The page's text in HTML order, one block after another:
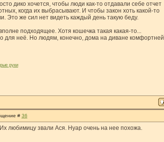
дико хочется, чтобы люди как-то отдавали себе отчет
когда их выбрасывают. И чтобы закон хоть какой-то
Это же сил нет видеть каждый день такую беду.
подходящее. Хотя кошечка такая какая-то...
для неё. Но людям, конечно, дома на диване комфортней
руки
# 36
любимицу звали Ася. Нуар очень на нее похожа.